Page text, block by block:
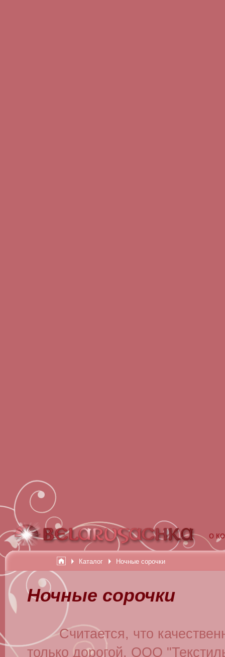
О
Каталог Ночные сорочки
Ночные сорочки
Считается, что
только дорогой. ООО